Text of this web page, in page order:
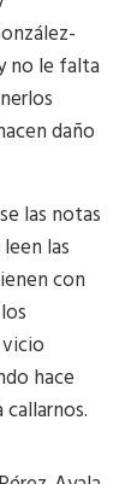
no le falta
daño
las notas
las
con
hace